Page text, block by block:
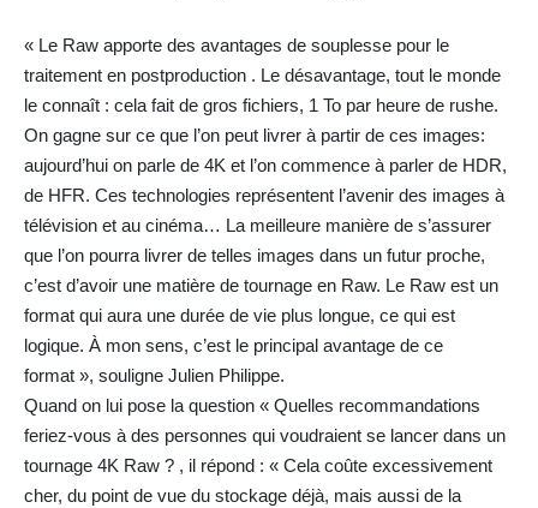
« Le Raw apporte des avantages de souplesse pour le
traitement en postproduction . Le désavantage, tout le monde
le connaît : cela fait de gros fichiers, 1 To par heure de rushe.
On gagne sur ce que l’on peut livrer à partir de ces images:
aujourd’hui on parle de 4K et l’on commence à parler de HDR,
de HFR. Ces technologies représentent l’avenir des images à
télévision et au cinéma… La meilleure manière de s’assurer
que l’on pourra livrer de telles images dans un futur proche,
c’est d’avoir une matière de tournage en Raw. Le Raw est un
format qui aura une durée de vie plus longue, ce qui est
logique. À mon sens, c’est le principal avantage de ce
format », souligne Julien Philippe.
Quand on lui pose la question « Quelles recommandations
feriez-vous à des personnes qui voudraient se lancer dans un
tournage 4K Raw ? , il répond : « Cela coûte excessivement
cher, du point de vue du stockage déjà, mais aussi de la